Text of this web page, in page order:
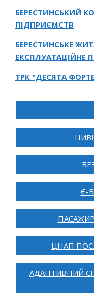
БЕРЕСТИНСЬКИЙ
ПІДПРИЄМСТВ
БЕРЕСТИНСЬКЕ
ЕКСПЛУАТАЦІЙНЕ
ТРК "ДЕСЯТА
Є-
ЦНАП
АДАПТИВНИЙ